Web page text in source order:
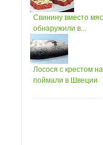
Свинину вместо
обнаружили в...
Лосося с крестом
поймали в Швеции